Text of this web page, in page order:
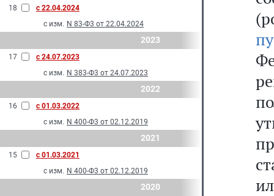
18
с 22.04.2024
с изм. N 83-Ф3 от 22.04.2024
2023
17
с 24.07.2023
с изм. N 383-Ф3 от 24.07.2023
2022
16
с 01.03.2022
с изм. N 400-Ф3 от 02.12.2019
2021
15
с 01.03.2021
с изм. N 400-Ф3 от 02.12.2019
2020